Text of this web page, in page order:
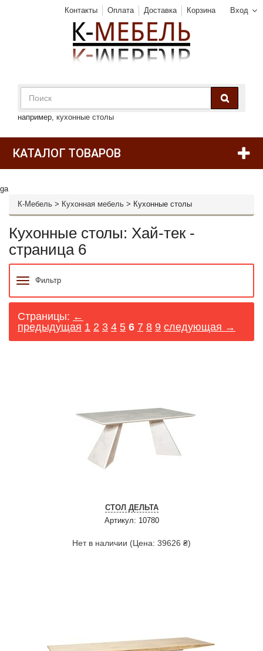
Вход
Контакты Оплата Доставка Корзина
например, кухонные столы
КАТАЛОГ ТОВАРОВ
ga
К-Мебель > Кухонная мебель > Кухонные столы
Кухонные столы: Хай-тек -
страница 6
Фильтр
Страницы: ←
предыдущая 1 2 3 4 5 6 7 8 9 следующая →
СТОЛ ДЕЛЬТА
Артикул: 10780
Нет в наличии (Цена: 39626 ₴)